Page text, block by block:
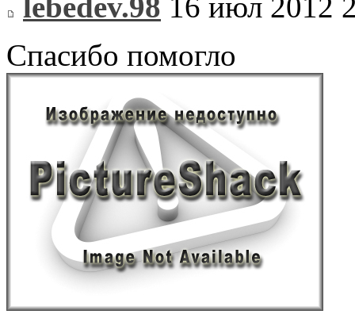
Спасибо помогло